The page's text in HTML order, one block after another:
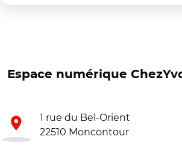
Espace numérique
1 rue du Bel-Orient
22510 Moncontour